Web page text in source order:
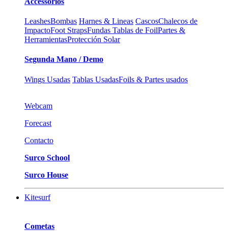
LeashesBombas Harnes & Lineas CascosChalecos de
ImpactoFoot StrapsFundas Tablas de FoilPartes &
HerramientasProtección Solar
Segunda Mano / Demo
Wings Usadas Tablas UsadasFoils & Partes usados
Webcam
Forecast
Contacto
Surco School
Surco House
Kitesurf
Cometas